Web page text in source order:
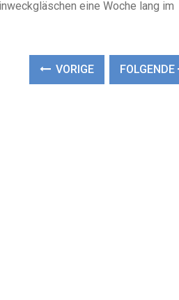
eine Woche lang im
VORIGE FOLGENDE